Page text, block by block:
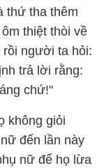
thứ tha thêm
thiệt thòi về
rồi người ta hỏi:
trả lời rằng:
chứ!"
không giỏi
đến lần này
nữ để họ lừa